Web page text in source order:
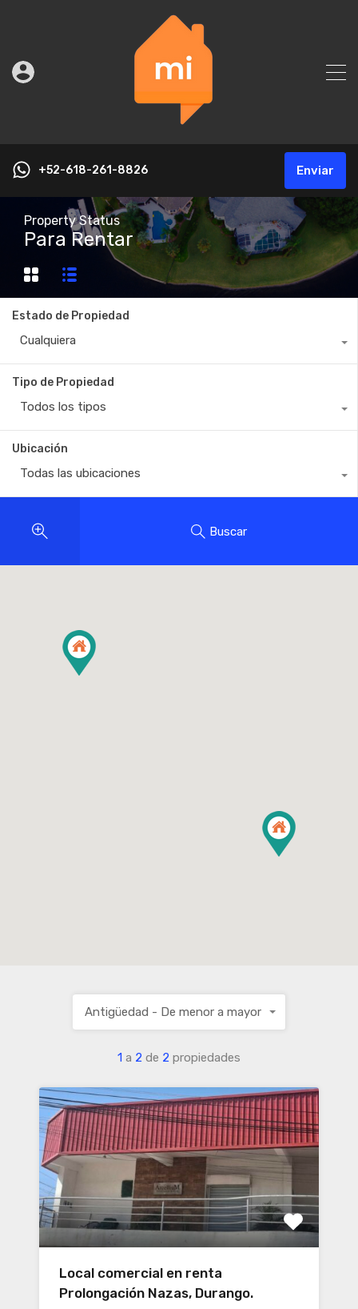
+52-618-261-8826 Enviar
Property Status
Para Rentar
Estado de Propiedad
Cualquiera
Tipo de Propiedad
Todos los tipos
Ubicación
Todas las ubicaciones
Buscar
1 a 2 de 2 propiedades
Antigüedad - De menor a mayor
Local comercial en renta
Prolongación Nazas, Durango.